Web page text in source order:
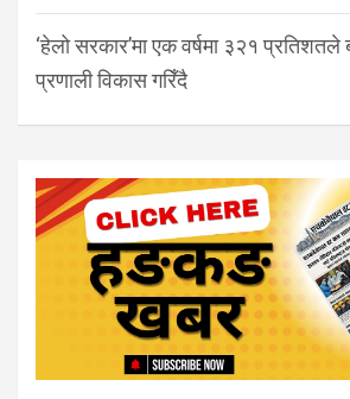
‘हेलो सरकार’मा एक वर्षमा ३२१
प्रणाली विकास गरिँदै